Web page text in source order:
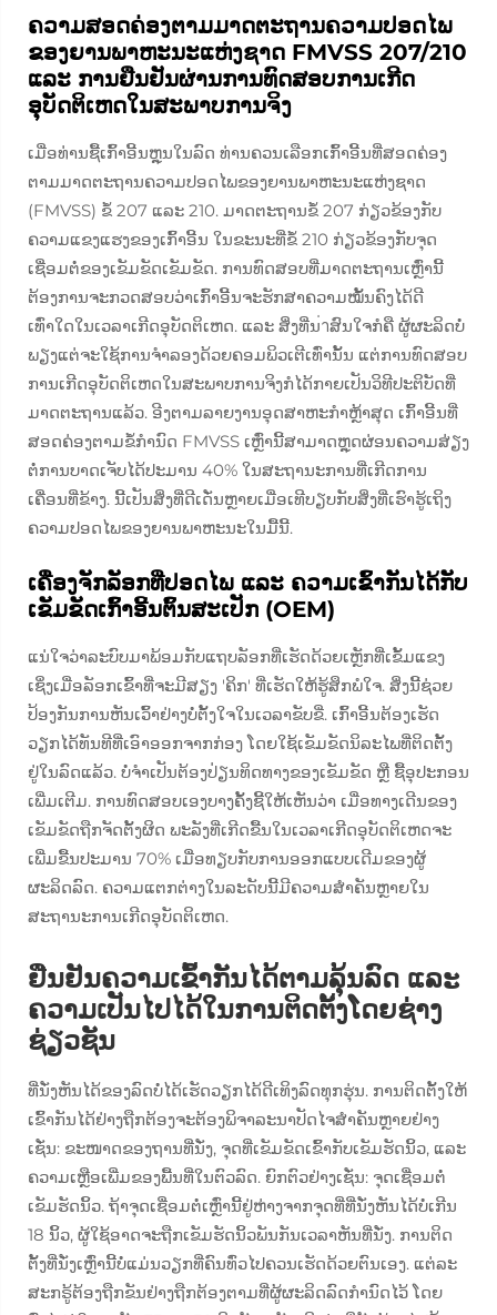
ຄວາມສອດຄ່ອງຕາມມາດຕະຖານຄວາມປອດໄພ
ຂອງຍານພາຫະນະແຫ່ງຊາດ FMVSS 207/210
ແລະ ການຢືນຢັນຜ່ານການທົດສອບການເກີດ
ອຸບັດຕິເຫດໃນສະພາບການຈິງ
ເມື່ອທ່ານຊື້ເກົ້າອີ້ນຫຼຸນໃນລົດ ທ່ານຄວນເລືອກເກົ້າອີ້ນທີ່ສອດຄ່ອງ
ຕາມມາດຕະຖານຄວາມປອດໄພຂອງຍານພາຫະນະແຫ່ງຊາດ
(FMVSS) ຂໍ້ 207 ແລະ 210. ມາດຕະຖານຂໍ້ 207 ກ່ຽວຂ້ອງກັບ
ຄວາມແຂງແຮງຂອງເກົ້າອີ້ນ ໃນຂະນະທີ່ຂໍ້ 210 ກ່ຽວຂ້ອງກັບຈຸດ
ເຊື່ອມຕໍ່ຂອງເຂັມຂັດເຂັມຂັດ. ການທົດສອບທີ່ມາດຕະຖານເຫຼົ່ານີ້
ຕ້ອງການຈະກວດສອບວ່າເກົ້າອີ້ນຈະຮັກສາຄວາມໝັ້ນຄົງໄດ້ດີ
ເທົ່າໃດໃນເວລາເກີດອຸບັດຕິເຫດ. ແລະ ສິ່ງທີ່ນ่าສົນໃຈກໍຄື ຜູ້ຜະລິດບໍ່
ພຽງແຕ່ຈະໃຊ້ການຈຳລອງດ້ວຍຄອມພິວເຕີເທົ່ານັ້ນ ແຕ່ການທົດສອບ
ການເກີດອຸບັດຕິເຫດໃນສະພາບການຈິງກໍໄດ້ກາຍເປັນວິທີປະຕິບັດທີ່
ມາດຕະຖານແລ້ວ. ອີງຕາມລາຍງານອຸດສາຫະກຳຫຼ້າສຸດ ເກົ້າອີ້ນທີ່
ສອດຄ່ອງຕາມຂໍ້ກຳນົດ FMVSS ເຫຼົ່ານີ້ສາມາດຫຼຸດຜ່ອນຄວາມສ່ຽງ
ຕໍ່ການບາດເຈັບໄດ້ປະມານ 40% ໃນສະຖານະການທີ່ເກີດການ
ເຄື່ອນທີ່ຂ້າງ. ນີ້ເປັນສິ່ງທີ່ດີເດັ່ນຫຼາຍເມື່ອເທີບຽບກັບສິ່ງທີ່ເຮົາຮູ້ເຖິງ
ຄວາມປອດໄພຂອງຍານພາຫະນະໃນມື້ນີ້.
ເຄື່ອງຈັກລັອກທີ່ປອດໄພ ແລະ ຄວາມເຂົ້າກັນໄດ້ກັບ
ເຂັມຂັດເກົ້າອີ້ນຕົ້ນສະເປັກ (OEM)
ແນ່ໃຈວ່າລະບົບມາພ້ອມກັບແຖບລັອກທີ່ເຮັດດ້ວຍເຫຼັກທີ່ເຂັ້ມແຂງ
ເຊິ່ງເມື່ອລັອກເຂົ້າທີ່ຈະມີສຽງ 'ຄິກ' ທີ່ເຮັດໃຫ້ຮູ້ສຶກພໍໃຈ. ສິ່ງນີ້ຊ່ວຍ
ປ້ອງກັນການຫັນເວົ້າຢ່າງບໍ່ຕັ້ງໃຈໃນເວລາຂັບຂີ່. ເກົ້າອີ້ນຕ້ອງເຮັດ
ວຽກໄດ້ທັນທີທີ່ເອົາອອກຈາກກ່ອງ ໂດຍໃຊ້ເຂັມຂັດນິລະໄພທີ່ຕິດຕັ້ງ
ຢູ່ໃນລົດແລ້ວ. ບໍ່ຈຳເປັນຕ້ອງປ່ຽນທິດທາງຂອງເຂັມຂັດ ຫຼື ຊື້ອຸປະກອນ
ເພີ່ມເຕີມ. ການທົດສອບເອງບາງຄັ້ງຊີ້ໃຫ້ເຫັນວ່າ ເມື່ອທາງເດີນຂອງ
ເຂັມຂັດຖືກຈັດຕັ້ງຜິດ ພະລັງທີ່ເກີດຂື້ນໃນເວລາເກີດອຸບັດຕິເຫດຈະ
ເພີ່ມຂື້ນປະມານ 70% ເມື່ອທຽບກັບການອອກແບບເດີມຂອງຜູ້
ຜະລິດລົດ. ຄວາມແຕກຕ່າງໃນລະດັບນີ້ມີຄວາມສຳຄັນຫຼາຍໃນ
ສະຖານະການເກີດອຸບັດຕິເຫດ.
ຢືນຢັນຄວາມເຂົ້າກັນໄດ້ຕາມລຸ້ນລົດ ແລະ
ຄວາມເປັນໄປໄດ້ໃນການຕິດຕັ້ງໂດຍຊ່າງ
ຊ່ຽວຊັນ
ທີ່ນັ່ງຫັນໄດ້ຂອງລົດບໍ່ໄດ້ເຮັດວຽກໄດ້ດີເທິງລົດທຸກຮຸ່ນ. ການຕິດຕັ້ງໃຫ້
ເຂົ້າກັນໄດ້ຢ່າງຖືກຕ້ອງຈະຕ້ອງພິຈາລະນາປັດໄຈສຳຄັນຫຼາຍຢ່າງ
ເຊັ່ນ: ຂະໜາດຂອງຖານທີ່ນັ່ງ, ຈຸດທີ່ເຂັມຂັດເຂົ້າກັບເຂັມຮັດນິ້ວ, ແລະ
ຄວາມເຫຼືອເພີ່ມຂອງພື້ນທີ່ໃນຕົວລົດ. ຍົກຕົວຢ່າງເຊັ່ນ: ຈຸດເຊື່ອມຕໍ່
ເຂັມຮັດນິ້ວ. ຖ້າຈຸດເຊື່ອມຕໍ່ເຫຼົ່ານີ້ຢູ່ຫ່າງຈາກຈຸດທີ່ທີ່ນັ່ງຫັນໄດ້ບໍ່ເກີນ
18 ນິ້ວ, ຜູ້ໃຊ້ອາດຈະຖືກເຂັມຮັດນິ້ວພັນກັນເວລາຫັນທີ່ນັ່ງ. ການຕິດ
ຕັ້ງທີ່ນັ່ງເຫຼົ່ານີ້ບໍ່ແມ່ນວຽກທີ່ຄົນທົ່ວໄປຄວນເຮັດດ້ວຍຕົນເອງ. ແຕ່ລະ
ສະກຣູ້ຕ້ອງຖືກຂັນຢ່າງຖືກຕ້ອງຕາມທີ່ຜູ້ຜະລິດລົດກຳນົດໄວ້ ໂດຍ